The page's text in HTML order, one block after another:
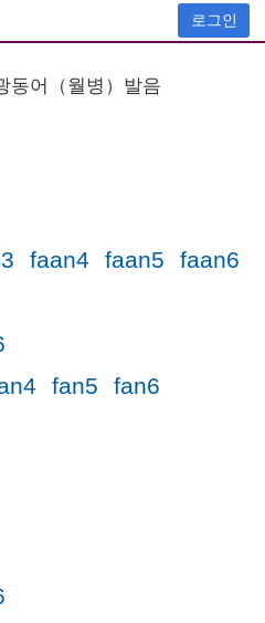
로그인
동어（월병）발음
faan4 faan5
faan6
fan5
fan6